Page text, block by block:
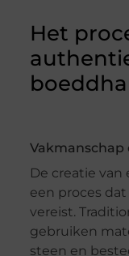
Het
De creatie
een proces
vereist.
gebruiken
steen en